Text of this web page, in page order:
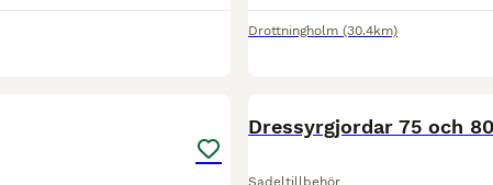
Drottningholm (30.4km)
Sadeltillbehör